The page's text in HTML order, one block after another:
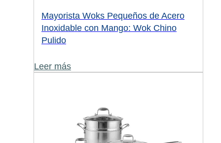
Mayorista Woks Pequeños de Acero
Inoxidable con Mango: Wok Chino
Pulido
Leer más